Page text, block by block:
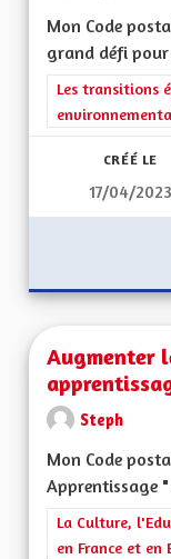
Mon Code
grand défi
Filtrer les
Les transitions
CRÉÉ LE
17/04/2023
Augmenter
Steph
Mon Code
Apprentissage "
Filtrer les
La Culture,
en France et en